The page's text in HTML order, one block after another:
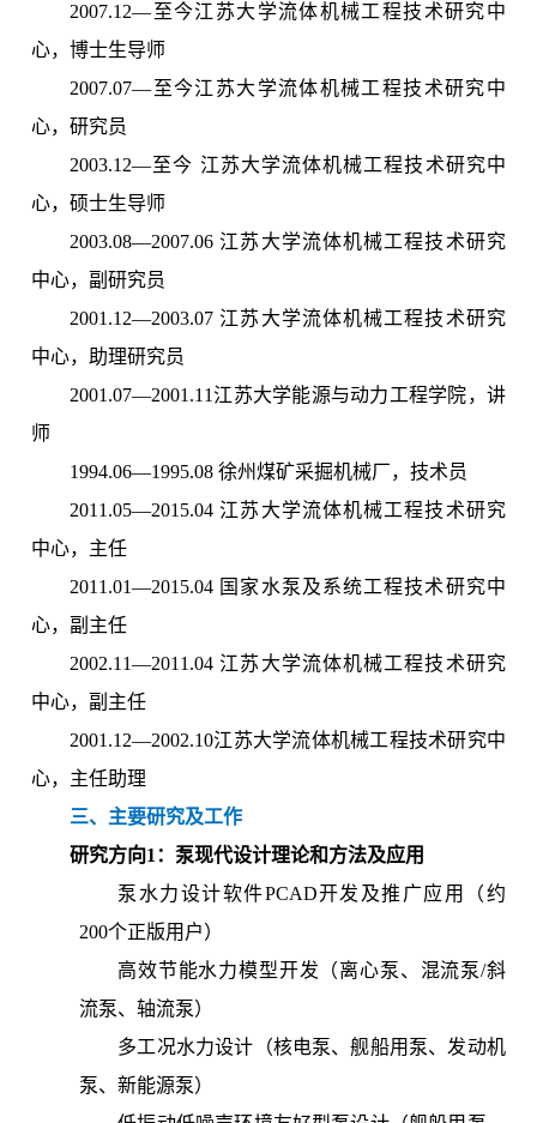
2007.12—至今江苏大学流体机械工程技术研究中
心，博士生导师
2007.07—至今江苏大学流体机械工程技术研究中
心，研究员
2003.12—至今 江苏大学流体机械工程技术研究中
心，硕士生导师
2003.08—2007.06 江苏大学流体机械工程技术研究
中心，副研究员
2001.12—2003.07 江苏大学流体机械工程技术研究
中心，助理研究员
2001.07—2001.11江苏大学能源与动力工程学院，讲
师
1994.06—1995.08 徐州煤矿采掘机械厂，技术员
2011.05—2015.04 江苏大学流体机械工程技术研究
中心，主任
2011.01—2015.04 国家水泵及系统工程技术研究中
心，副主任
2002.11—2011.04 江苏大学流体机械工程技术研究
中心，副主任
2001.12—2002.10江苏大学流体机械工程技术研究中
心，主任助理
三、 主要研究及工作
研究方向1：泵现代设计理论和方法及应用
泵水力设计软件PCAD开发及推广应用（约
200个正版用户）
高效节能水力模型开发（离心泵、混流泵/斜
流泵、轴流泵）
多工况水力设计（核电泵、舰船用泵、发动机
泵、新能源泵）